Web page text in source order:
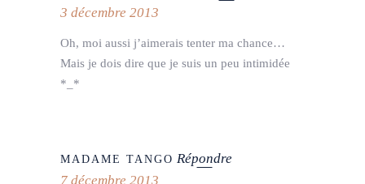
3 décembre 2013
Oh, moi aussi j’aimerais tenter ma chance…
Mais je dois dire que je suis un peu intimidée
*_*
MADAME TANGO Répondre
7 décembre 2013